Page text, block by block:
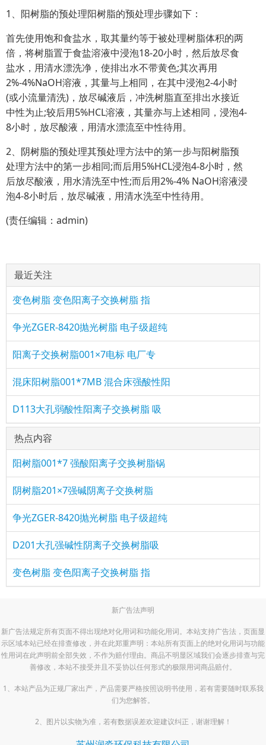
1、阳树脂的预处理阳树脂的预处理步骤如下：
首先使用饱和食盐水，取其量约等于被处理树脂体积的两
倍，将树脂置于食盐溶液中浸泡18-20小时，然后放尽食
盐水，用清水漂洗净，使排出水不带黄色;其次再用
2%-4%NaOH溶液，其量与上相同，在其中浸泡2-4小时
(或小流量清洗)，放尽碱液后，冲洗树脂直至排出水接近
中性为止;较后用5%HCL溶液，其量亦与上述相同，浸泡4-
8小时，放尽酸液，用清水漂流至中性待用。
2、阴树脂的预处理其预处理方法中的第一步与阳树脂预
处理方法中的第一步相同;而后用5%HCL浸泡4-8小时，然
后放尽酸液，用水清洗至中性;而后用2%-4% NaOH溶液浸
泡4-8小时后，放尽碱液，用清水洗至中性待用。
(责任编辑：admin)
最近关注
变色树脂 变色阳离子交换树脂 指
争光ZGER-8420抛光树脂 电子级超纯
阳离子交换树脂001×7电标 电厂专
混床阳树脂001*7MB 混合床强酸性阳
D113大孔弱酸性阳离子交换树脂 吸
热点内容
阳树脂001*7 强酸阳离子交换树脂锅
阴树脂201×7强碱阴离子交换树脂
争光ZGER-8420抛光树脂 电子级超纯
D201大孔强碱性阴离子交换树脂吸
变色树脂 变色阳离子交换树脂 指
新广告法声明
新广告法规定所有页面不得出现绝对化用词和功能化用词。本站支持广告法，页面显
示区域本站已经在排查修改，并在此郑重声明：本站所有页面上的绝对化用词与功能
性用词在此声明前全部失效，不作为赔付理由。商品不明显区域我们会逐步排查与完
善修改，本站不接受并且不妥协以任何形式的极限用词商品赔付。
1、本站产品为正规厂家出产，产品需要严格按照说明书使用，若有需要随时联系我
们为您解答。
2、图片以实物为准，若有数据误差欢迎建议纠正，谢谢理解！